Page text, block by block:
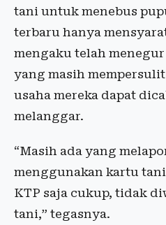
tani untuk menebus
terbaru hanya
mengaku telah
yang masih
usaha mereka dapat
melanggar.
“Masih ada yang
menggunakan kartu
KTP saja cukup, tidak
tani,” tegasnya.